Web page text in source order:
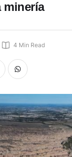
minería
4 Min Read